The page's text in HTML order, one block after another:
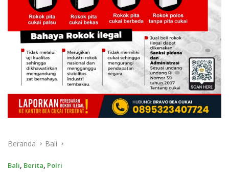
Beranda Bali
Bali, Berita, Polri